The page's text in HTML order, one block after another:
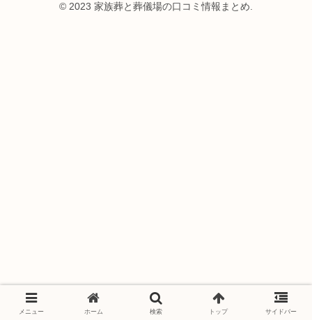
© 2023 家族葬と葬儀場の口コミ情報まとめ.
メニュー ホーム 検索 トップ サイドバー